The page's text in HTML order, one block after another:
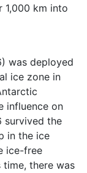
1,000 km into
was deployed
ice zone in
influence on
survived the
in the ice
ice-free
time, there was